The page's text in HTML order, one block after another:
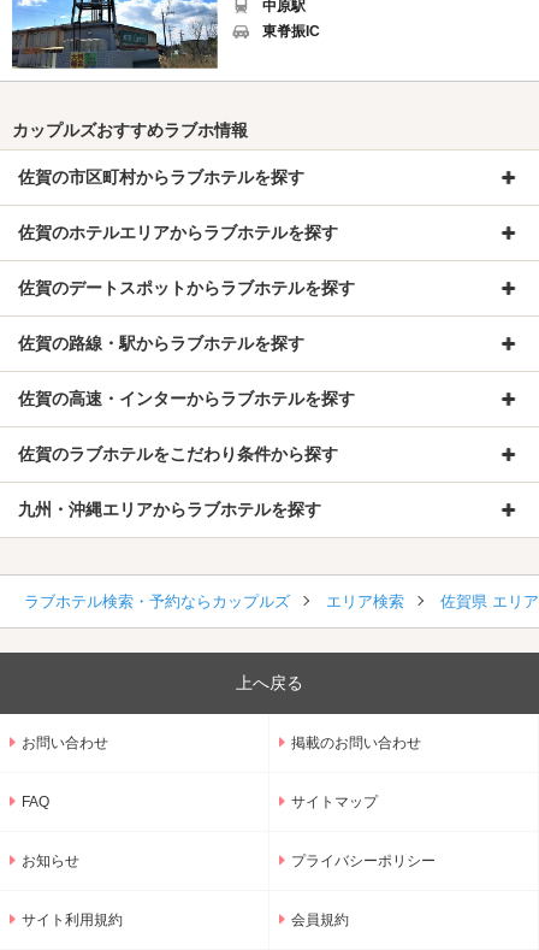
中原駅
東脊振IC
カップルズおすすめラブホ情報
佐賀の市区町村からラブホテルを探す
佐賀のホテルエリアからラブホテルを探す
佐賀のデートスポットからラブホテルを探す
佐賀の路線・駅からラブホテルを探す
佐賀の高速・インターからラブホテルを探す
佐賀のラブホテルをこだわり条件から探す
九州・沖縄エリアからラブホテルを探す
ラブホテル検索・予約ならカップルズ エリア検索 佐賀県 エリ
上へ戻る
お問い合わせ 掲載のお問い合わせ
FAQ サイトマップ
お知らせ プライバシーポリシー
サイト利用規約 会員規約